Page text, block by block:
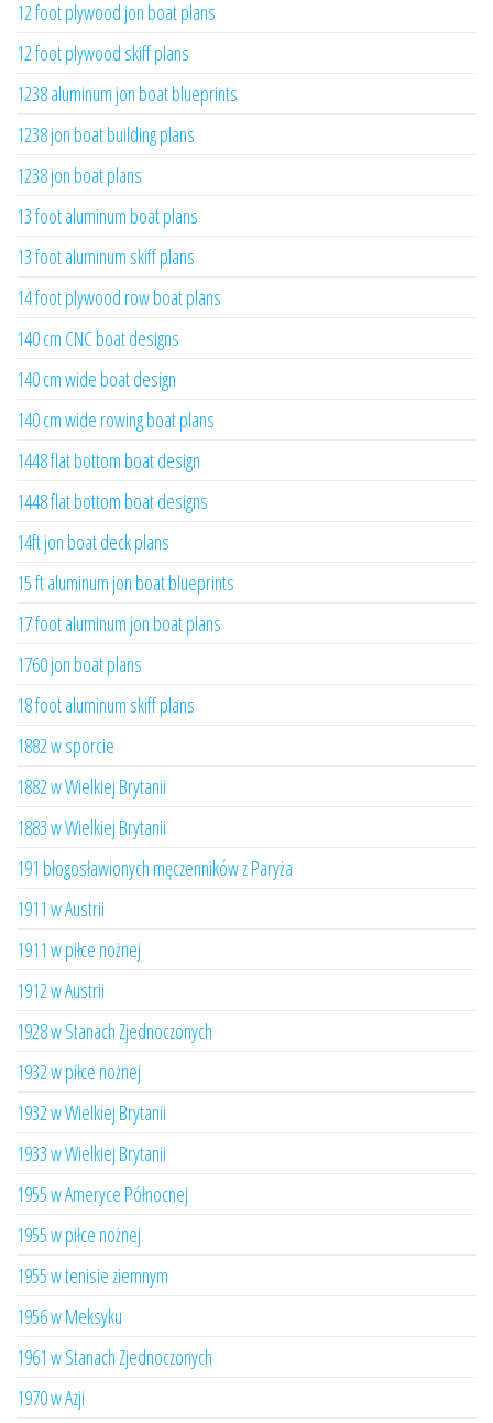
12 foot plywood jon boat plans
12 foot plywood skiff plans
1238 aluminum jon boat blueprints
1238 jon boat building plans
1238 jon boat plans
13 foot aluminum boat plans
13 foot aluminum skiff plans
14 foot plywood row boat plans
140 cm CNC boat designs
140 cm wide boat design
140 cm wide rowing boat plans
1448 flat bottom boat design
1448 flat bottom boat designs
14ft jon boat deck plans
15 ft aluminum jon boat blueprints
17 foot aluminum jon boat plans
1760 jon boat plans
18 foot aluminum skiff plans
1882 w sporcie
1882 w Wielkiej Brytanii
1883 w Wielkiej Brytanii
191 błogosławionych męczenników z Paryża
1911 w Austrii
1911 w piłce nożnej
1912 w Austrii
1928 w Stanach Zjednoczonych
1932 w piłce nożnej
1932 w Wielkiej Brytanii
1933 w Wielkiej Brytanii
1955 w Ameryce Północnej
1955 w piłce nożnej
1955 w tenisie ziemnym
1956 w Meksyku
1961 w Stanach Zjednoczonych
1970 w Azji